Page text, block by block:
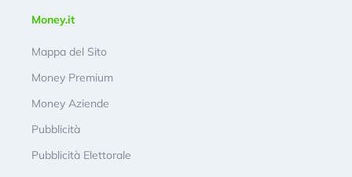
Money.it
Mappa del Sito
Money Premium
Money Aziende
Pubblicità
Pubblicità Elettorale